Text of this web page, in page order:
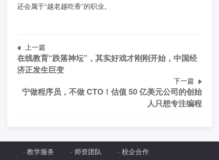
还会属于“越老越吃香”的职业。
上一篇
在线教育“跌落神坛”，其实好戏才刚刚开始，中国经
济正发生巨变
下一篇
宁做程序员，不做 CTO！估值 50 亿美元公司的创始
人只想专注编程
· 教学服务 · 师资团队 · 校企合作